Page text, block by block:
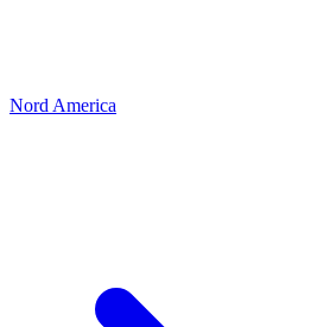
Nord America